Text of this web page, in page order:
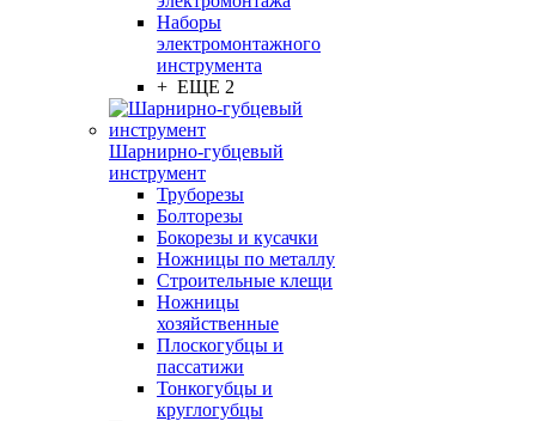
Наборы
электромонтажного
инструмента
+ ЕЩЕ 2
Шарнирно-губцевый
инструмент
Труборезы
Болторезы
Бокорезы и кусачки
Ножницы по металлу
Строительные клещи
Ножницы
хозяйственные
Плоскогубцы и
пассатижи
Тонкогубцы и
круглогубцы